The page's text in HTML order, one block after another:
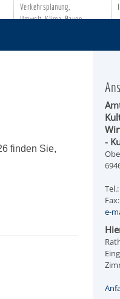
Verkehrsplanung,
Umwelt, Klima, Bauen
finden Sie,
-
e-